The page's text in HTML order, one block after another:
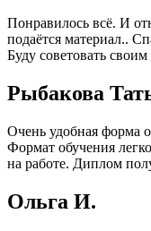
Понравилось всё. И
подаётся материал..
Буду советовать
Рыбакова
Очень удобная форма
Формат обучения
на работе. Диплом
Ольга И.